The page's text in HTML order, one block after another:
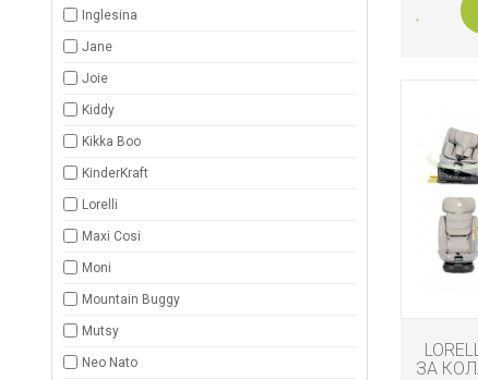
Inglesina
Jane
Joie
Kiddy
Kikka Boo
KinderKraft
Lorelli
Maxi Cosi
Moni
Mountain Buggy
Mutsy
Neo Nato
ЗА